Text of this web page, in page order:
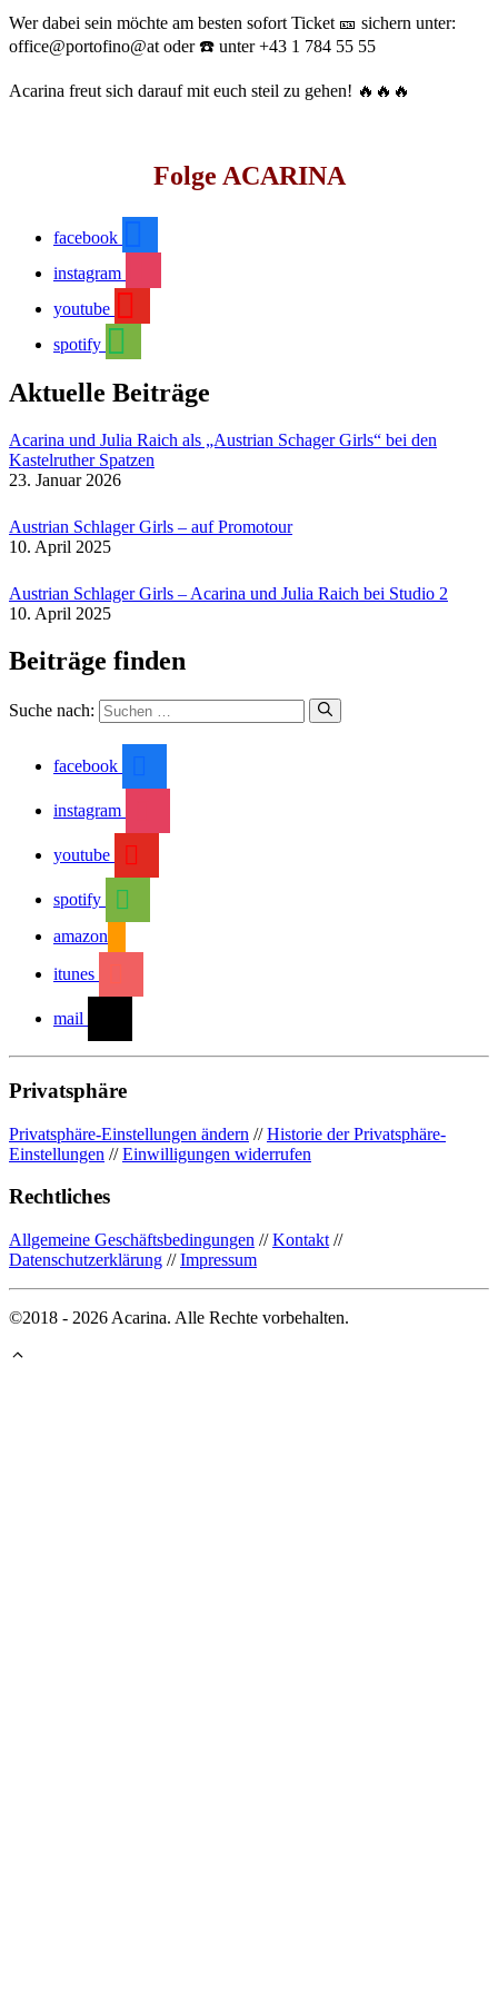
Wer dabei sein möchte am besten sofort Ticket 🎫 sichern unter:
office@portofino@at oder ☎️ unter +43 1 784 55 55
Acarina freut sich darauf mit euch steil zu gehen! 🔥🔥🔥
Folge ACARINA
facebook
instagram
youtube
spotify
Aktuelle Beiträge
Acarina und Julia Raich als „Austrian Schager Girls“ bei den
Kastelruther Spatzen
23. Januar 2026
Austrian Schlager Girls – auf Promotour
10. April 2025
Austrian Schlager Girls – Acarina und Julia Raich bei Studio 2
10. April 2025
Beiträge finden
Suche nach:
facebook
instagram
youtube
spotify
amazon
itunes
mail
Privatsphäre
Privatsphäre-Einstellungen ändern //Historie der Privatsphäre-
Einstellungen //Einwilligungen widerrufen
Rechtliches
Allgemeine Geschäftsbedingungen //Kontakt //
Datenschutzerklärung //Impressum
©2018 - 2026 Acarina. Alle Rechte vorbehalten.